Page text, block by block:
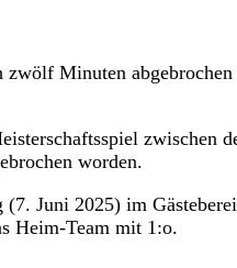
Minuten
zwischen
worden.
Juni 2025) im
Heim-Team mit 1:o.